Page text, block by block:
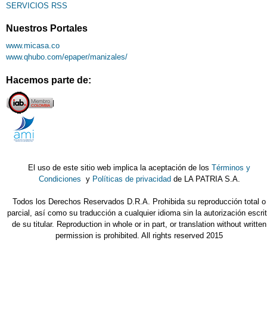
SERVICIOS RSS
Nuestros Portales
www.micasa.co
www.qhubo.com/epaper/manizales/
Hacemos parte de:
El uso de este sitio web implica la aceptación de losTérminos y
Condiciones y Políticas de privacidad de LA PATRIA S.A.
Todos los Derechos Reservados D.R.A. Prohibida su reproducción total o
parcial, así como su traducción a cualquier idioma sin la autorización
de su titular. Reproduction in whole or in part, or translation without written
permission is prohibited. All rights reserved 2015